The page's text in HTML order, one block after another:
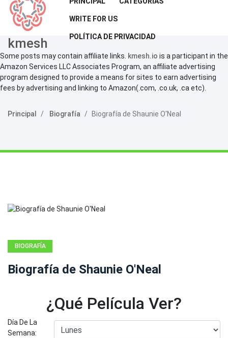
kmesh
WRITE FOR US
POLÍTICA DE PRIVACIDAD
Some posts may contain affiliate links. kmesh.io is a participant in the
Amazon Services LLC Associates Program, an affiliate advertising
program designed to provide a means for sites to earn advertising
fees by advertising and linking to Amazon(.com, .co.uk, .ca etc).
Principal Biografía Biografía de Shaunie O'Neal
BIOGRAFÍA
Biografía de Shaunie O'Neal
¿Qué Película Ver?
Día De La
Semana: